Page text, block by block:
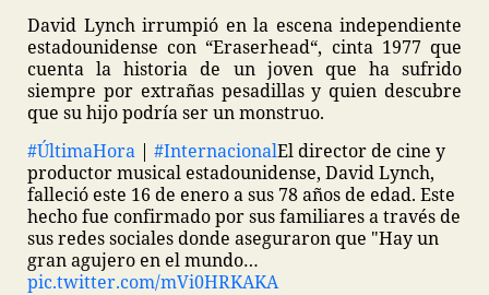
David Lynch irrumpió en la escena independiente
estadounidense con “Eraserhead“, cinta 1977 que
cuenta la historia de un joven que ha sufrido
siempre por extrañas pesadillas y quien descubre
que su hijo podría ser un monstruo.
#ÚltimaHora | #InternacionalEl director de cine y
productor musical estadounidense, David Lynch,
falleció este 16 de enero a sus 78 años de edad. Este
hecho fue confirmado por sus familiares a través de
sus redes sociales donde aseguraron que "Hay un
gran agujero en el mundo…
pic.twitter.com/mVi0HRKAKA